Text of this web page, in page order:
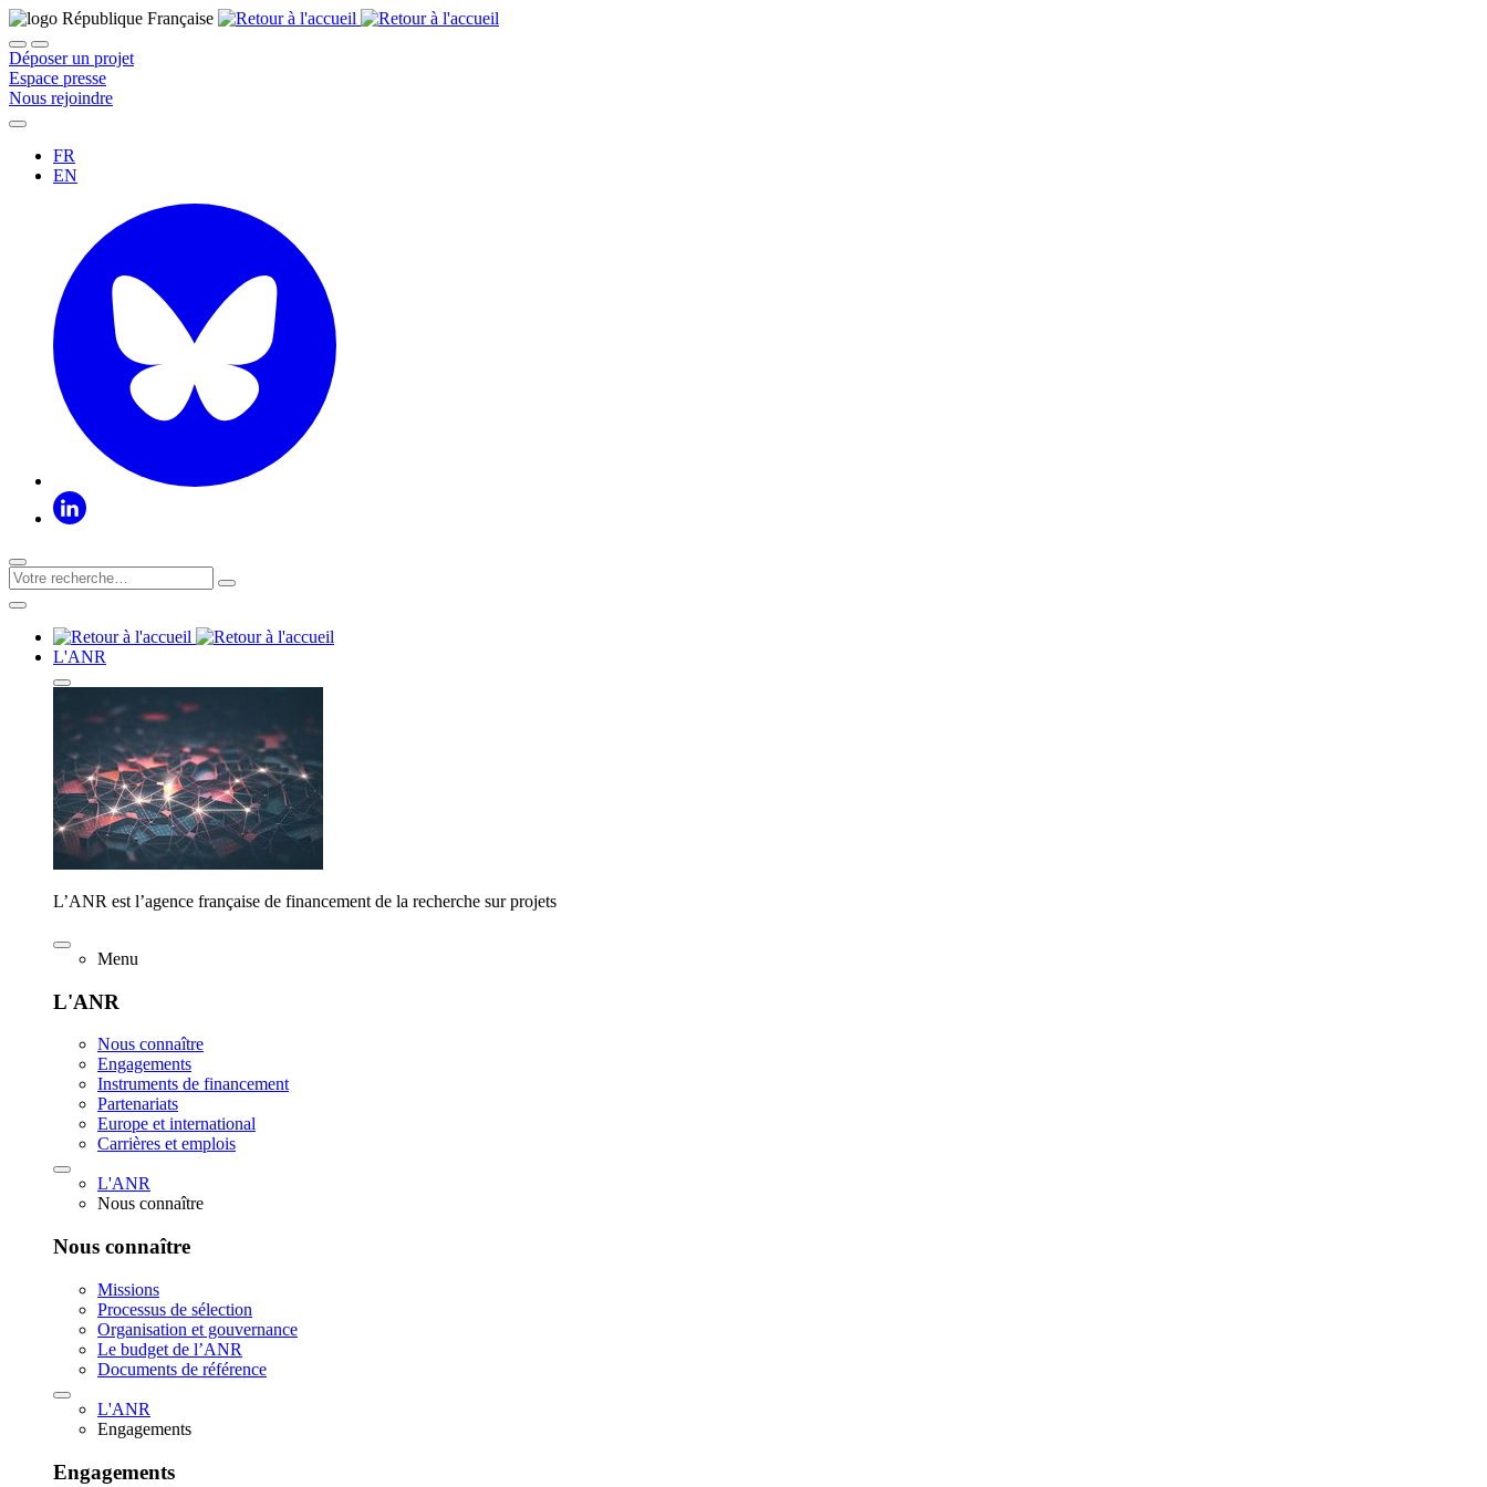
Déposer un projet
Espace presse
Nous rejoindre
FR
EN
L'ANR
L’ANR est l’agence française de financement de la recherche sur projets
Menu
L'ANR
Nous connaître
Engagements
Instruments de financement
Partenariats
Europe et international
Carrières et emplois
L'ANR
Nous connaître
Nous connaître
Missions
Processus de sélection
Organisation et gouvernance
Le budget de l’ANR
Documents de référence
L'ANR
Engagements
Engagements